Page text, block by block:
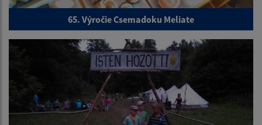
65. Výročie Csemadoku Meliate